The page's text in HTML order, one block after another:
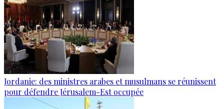
Jordanie: des ministres arabes et musulmans se réunissent
pour défendre Jérusalem-Est occupée